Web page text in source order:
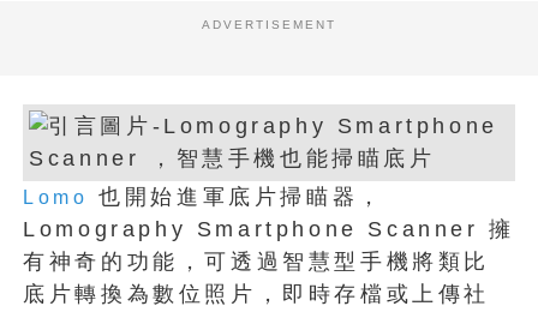
ADVERTISEMENT
Lomo
也開始進軍底片掃瞄器，
Lomography Smartphone Scanner 擁
有神奇的功能，可透過智慧型手機將類比
底片轉換為數位照片，即時存檔或上傳社